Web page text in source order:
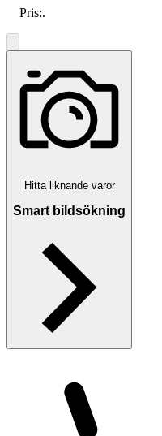
Pris:.
Hitta liknande varor
Smart bildsökning